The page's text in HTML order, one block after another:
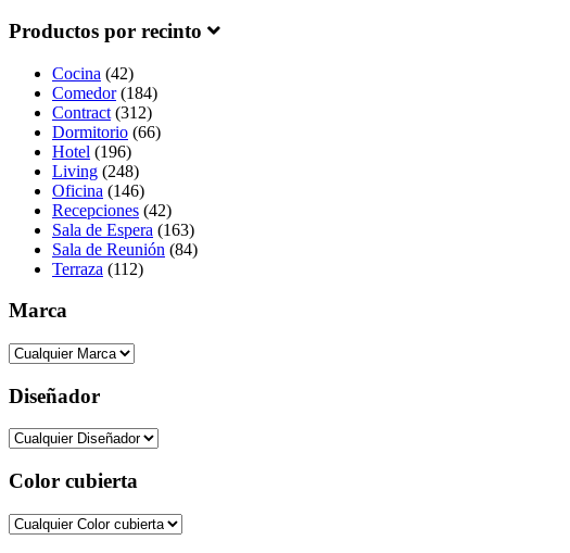
Productos por recinto
Cocina (42)
Comedor(184)
Contract (312)
Dormitorio (66)
Hotel (196)
Living (248)
Oficina (146)
Recepciones (42)
Sala de Espera (163)
Sala de Reunión (84)
Terraza (112)
Marca
Diseñador
Color cubierta